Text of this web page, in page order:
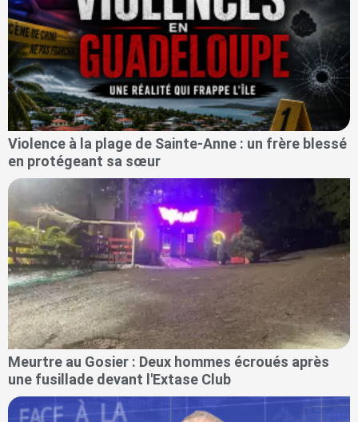
Violence à la plage de Sainte-Anne : un frère blessé
en protégeant sa sœur
Meurtre au Gosier : Deux hommes écroués après
une fusillade devant l'Extase Club